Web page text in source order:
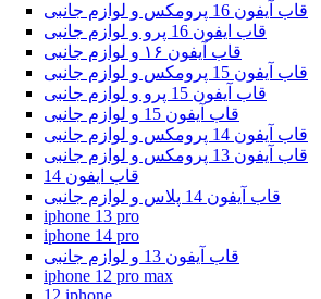
قاب آیفون 16 پرومکس و لوازم جانبی
قاب ایفون 16 پرو و لوازم جانبی
قاب آیفون ۱۶ و لوازم جانبی
قاب آیفون 15 پرومکس و لوازم جانبی
قاب آیفون 15 پرو و لوازم جانبی
قاب آیفون 15 و لوازم جانبی
قاب آیفون 14 پرومکس و لوازم جانبی
قاب آیفون 13 پرومکس و لوازم جانبی
قاب ایفون 14
قاب آیفون 14 پلاس و لوازم جانبی
iphone 13 pro
iphone 14 pro
قاب آیفون 13 و لوازم جانبی
iphone 12 pro max
12 iphone